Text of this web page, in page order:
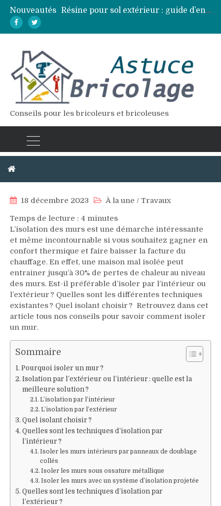
Nouveautés
Résine pour sol extérieur : guide d’entretien et réparation des fissures
Pose d’une dalle béton : 7 erreurs à éviter pour un résultat durable
Conseils pour les bricoleurs et bricoleuses
Comment isoler un mur ?
18 décembre 2023 À la une / Travaux
Temps de lecture : 4 minutes
L’isolation des murs est une démarche intéressante
et même incontournable si vous souhaitez gagner en
confort thermique et faire baisser la facture du
chauffage. En effet, une maison mal isolée peut
entrainer jusqu’à 30% de pertes de chaleur au niveau
des murs. Est-il préférable d’isoler par l’intérieur ou
l’extérieur ? Quelles sont les différentes techniques
existantes ? Quel isolant choisir ? Retrouvez dans cet
article tous nos conseils pour savoir comment isoler
un mur.
Sommaire
Pourquoi isoler un mur ?
Isolation par l’extérieur ou l’intérieur : quelle est la
meilleure solution ?
L’isolation par l’intérieur
L’isolation par l’extérieur
Quel isolant choisir ?
Quelles sont les techniques d’isolation par
l’intérieur ?
Isoler les murs intérieurs par panneaux de doublage
collés
Isoler les murs sous ossature métallique
Isoler les murs avec un système d’isolation projetée
Quelles sont les techniques d’isolation par
l’extérieur ?